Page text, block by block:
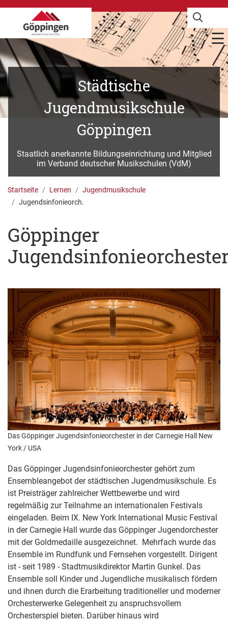
Städtische
Jugendmusikschule
Göppingen
Staatlich anerkannte Bildungseinrichtung und Mitglied
im Verband deutscher Musikschulen (VdM)
Startseite Lernen
Jugendmusikschule
Jugendsinfonieorch.
Göppinger
Das Göppinger Jugendsinfonieorchester in der Carnegie Hall New
York / USA
Das Göppinger Jugendsinfonieorchester gehört zum
Ensembleangebot der städtischen Jugendmusikschule. Es
ist Preisträger zahlreicher Wettbewerbe und wird
regelmäßig zur Teilnahme an internationalen Festivals
eingeladen. Beim IX. New York International Music Festival
in der Carnegie Hall wurde das Göppinger Jugendorchester
mit der Goldmedaille ausgezeichnet. Mehrfach wurde das
Ensemble im Rundfunk und Fernsehen vorgestellt. Dirigent
ist - seit 1989 - Stadtmusikdirektor Martin Gunkel. Das
Ensemble soll Kinder und Jugendliche musikalisch fördern
und ihnen durch die Erarbeitung traditioneller und moderner
Orchesterwerke Gelegenheit zu anspruchsvollem
Orchesterspiel bieten. Darüber hinaus wird